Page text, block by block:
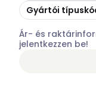
Másolás
Gyártói
Ár- és
jelentkezzen be!